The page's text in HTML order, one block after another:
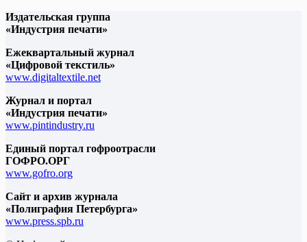
Издательская группа
«Индустрия печати»
Ежеквартальный журнал
«Цифровой текстиль»
www.digitaltextile.net
Журнал и портал
«Индустрия печати»
www.pintindustry.ru
Единый портал гофроотрасли
ГОФРО.ОРГ
www.gofro.org
Сайт и архив журнала
«Полиграфия Петербурга»
www.press.spb.ru